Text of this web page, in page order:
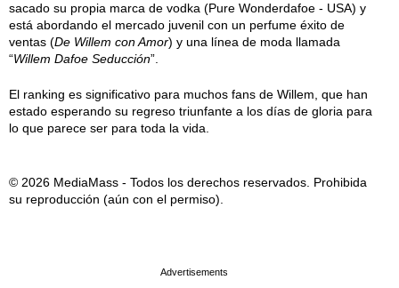
sacado su propia marca de vodka (Pure Wonderdafoe - USA) y
está abordando el mercado juvenil con un perfume éxito de
ventas (De Willem con Amor) y una línea de moda llamada
“Willem Dafoe Seducción”.
El ranking es significativo para muchos fans de Willem, que han
estado esperando su regreso triunfante a los días de gloria para
lo que parece ser para toda la vida.
© 2026 MediaMass - Todos los derechos reservados. Prohibida
su reproducción (aún con el permiso).